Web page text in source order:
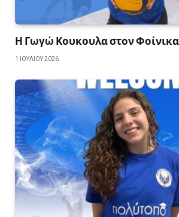
Η Γωγώ Κουκουλα στον Φοίνικα
1 ΙΟΥΛΊΟΥ 2026